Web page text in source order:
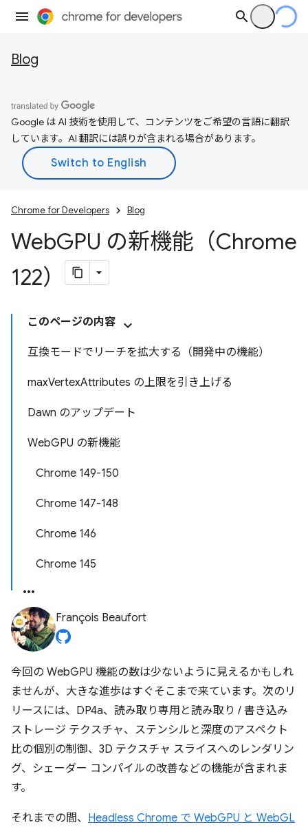
Blog
Google は AI 技術を使用して、コンテンツをご希望の言語に翻訳
しています。AI 翻訳には誤りが含まれる場合があります。
Chrome for Developers Blog
WebGPU の新機能（Chrome
122）
このページの内容
互換モードでリーチを拡大する（開発中の機能）
maxVertexAttributes の上限を引き上げる
Dawn のアップデート
WebGPU の新機能
Chrome 149-150
Chrome 147-148
Chrome 146
Chrome 145
François Beaufort
今回の WebGPU 機能の数は少ないように見えるかもしれ
ませんが、大きな進歩はすぐそこまで来ています。次のリ
リースには、DP4a、読み取り専用と読み取り / 書き込み
ストレージ テクスチャ、ステンシルと深度のアスペクト
比の個別の制御、3D テクスチャ スライスへのレンダリン
グ、シェーダー コンパイルの改善などの機能が含まれま
す。
それまでの間、 Headless Chrome で WebGPU と WebGL